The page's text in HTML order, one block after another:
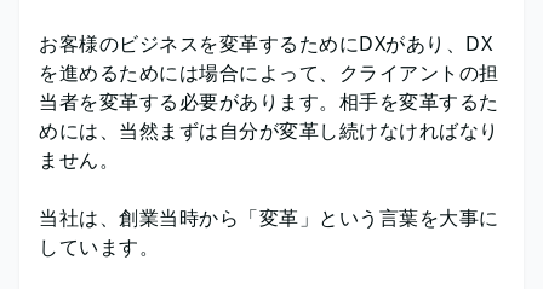
お客様のビジネスを変革するためにDXがあり、DX
を進めるためには場合によって、クライアントの担
当者を変革する必要があります。相手を変革するた
めには、当然まずは自分が変革し続けなければなり
ません。
当社は、創業当時から「変革」という言葉を大事に
しています。